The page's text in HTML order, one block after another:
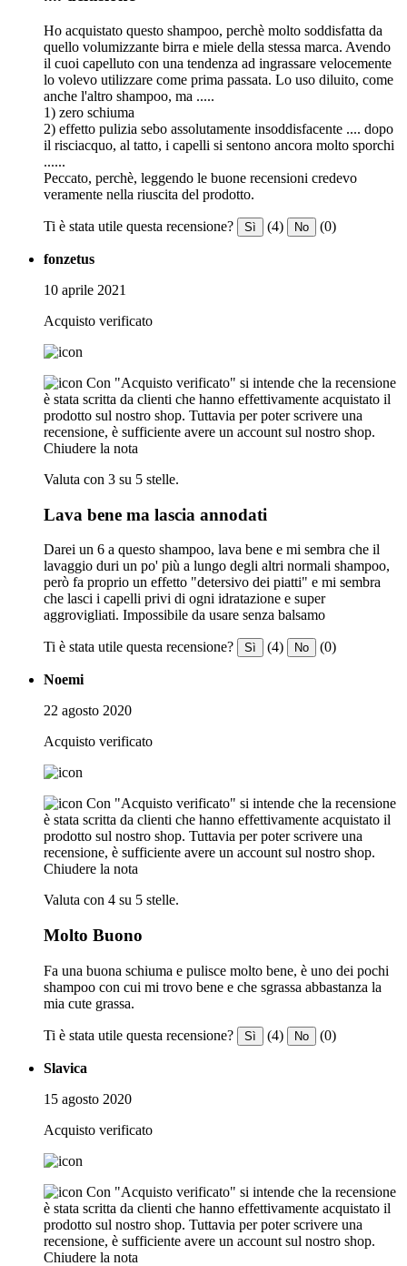
Ho acquistato questo shampoo, perchè molto soddisfatta da
quello volumizzante birra e miele della stessa marca. Avendo
il cuoi capelluto con una tendenza ad ingrassare velocemente
lo volevo utilizzare come prima passata. Lo uso diluito, come
anche l'altro shampoo, ma .....
1) zero schiuma
2) effetto pulizia sebo assolutamente insoddisfacente .... dopo
il risciacquo, al tatto, i capelli si sentono ancora molto sporchi
......
Peccato, perchè, leggendo le buone recensioni credevo
veramente nella riuscita del prodotto.
Ti è stata utile questa recensione? Sì (4) No (0)
fonzetus
10 aprile 2021
Acquisto verificato
Con "Acquisto verificato" si intende che la recensione
è stata scritta da clienti che hanno effettivamente acquistato il
prodotto sul nostro shop. Tuttavia per poter scrivere una
recensione, è sufficiente avere un account sul nostro shop.
Chiudere la nota
Valuta con 3 su 5 stelle.
Lava bene ma lascia annodati
Darei un 6 a questo shampoo, lava bene e mi sembra che il
lavaggio duri un po' più a lungo degli altri normali shampoo,
però fa proprio un effetto "detersivo dei piatti" e mi sembra
che lasci i capelli privi di ogni idratazione e super
aggrovigliati. Impossibile da usare senza balsamo
Ti è stata utile questa recensione? Sì (4) No (0)
Noemi
22 agosto 2020
Acquisto verificato
Con "Acquisto verificato" si intende che la recensione
è stata scritta da clienti che hanno effettivamente acquistato il
prodotto sul nostro shop. Tuttavia per poter scrivere una
recensione, è sufficiente avere un account sul nostro shop.
Chiudere la nota
Valuta con 4 su 5 stelle.
Molto Buono
Fa una buona schiuma e pulisce molto bene, è uno dei pochi
shampoo con cui mi trovo bene e che sgrassa abbastanza la
mia cute grassa.
Ti è stata utile questa recensione? Sì (4) No (0)
Slavica
15 agosto 2020
Acquisto verificato
Con "Acquisto verificato" si intende che la recensione
è stata scritta da clienti che hanno effettivamente acquistato il
prodotto sul nostro shop. Tuttavia per poter scrivere una
recensione, è sufficiente avere un account sul nostro shop.
Chiudere la nota